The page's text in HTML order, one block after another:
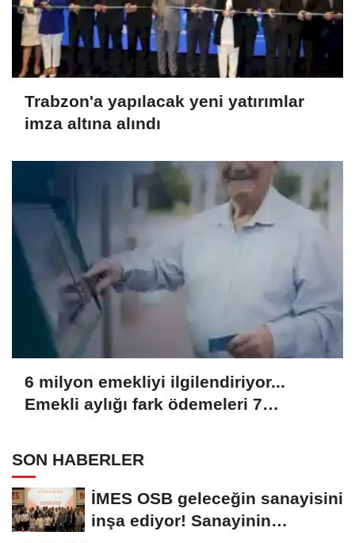
Trabzon'a yapılacak yeni yatırımlar
imza altına alındı
6 milyon emekliyi ilgilendiriyor...
Emekli aylığı fark ödemeleri 7
SON HABERLER
İMES OSB geleceğin sanayisini
inşa ediyor! Sanayinin